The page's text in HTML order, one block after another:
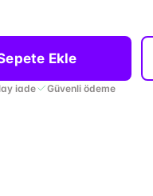
Ekle
iade Güvenli ödeme